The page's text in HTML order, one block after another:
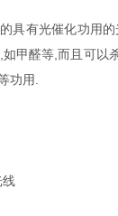
有光催化功用
甲醛等,而且可以
功用.